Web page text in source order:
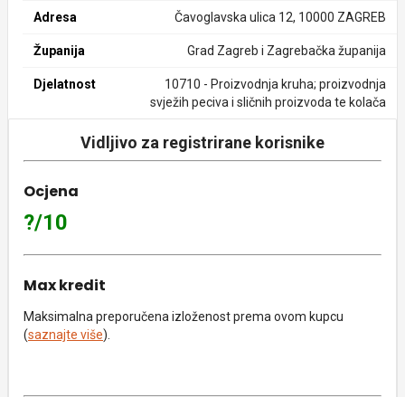
Adresa Čavoglavska ulica 12, 10000 ZAGREB
Županija Grad Zagreb i Zagrebačka županija
Djelatnost
10710 - Proizvodnja kruha; proizvodnja
svježih peciva i sličnih proizvoda te kolača
Vidljivo za registrirane korisnike
Ocjena
?/10
Max kredit
Maksimalna preporučena izloženost prema ovom kupcu
(saznajte više).